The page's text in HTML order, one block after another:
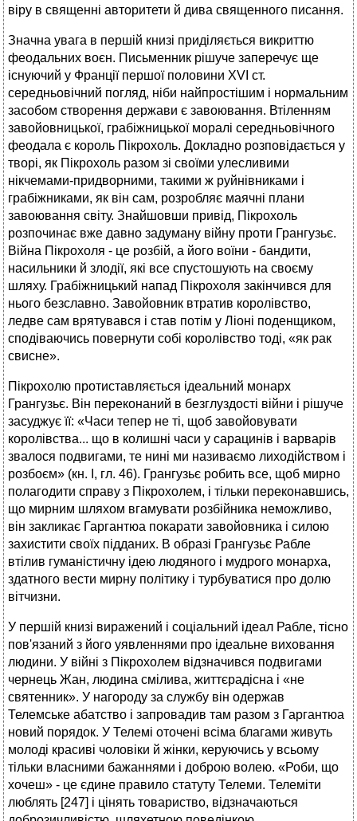
віру в священні авторитети й дива священного писання.
Значна увага в першій книзі приділяється викриттю
феодальних воєн. Письменник рішуче заперечує ще
існуючий у Франції першої половини XVI ст.
середньовічний погляд, ніби найпростішим і нормальним
засобом створення держави є завоювання. Втіленням
завойовницької, грабіжницької моралі середньовічного
феодала є король Пікрохоль. Докладно розповідається у
творі, як Пікрохоль разом зі своїми улесливими
нікчемами-придворними, такими ж руйнівниками і
грабіжниками, як він сам, розробляє маячні плани
завоювання світу. Знайшовши привід, Пікрохоль
розпочинає вже давно задуману війну проти Грангузьє.
Війна Пікрохоля - це розбій, а його воїни - бандити,
насильники й злодії, які все спустошують на своєму
шляху. Грабіжницький напад Пікрохоля закінчився для
нього безславно. Завойовник втратив королівство,
ледве сам врятувався і став потім у Ліоні поденщиком,
сподіваючись повернути собі королівство тоді, «як рак
свисне».
Пікрохолю протиставляється ідеальний монарх
Грангузьє. Він переконаний в безглуздості війни і рішуче
засуджує її: «Часи тепер не ті, щоб завойовувати
королівства... що в колишні часи у сарацинів і варварів
звалося подвигами, те нині ми називаємо лиходійством і
розбоєм» (кн. І, гл. 46). Грангузьє робить все, щоб мирно
полагодити справу з Пікрохолем, і тільки переконавшись,
що мирним шляхом вгамувати розбійника неможливо,
він закликає Гаргантюа покарати завойовника і силою
захистити своїх підданих. В образі Грангузьє Рабле
втілив гуманістичну ідею людяного і мудрого монарха,
здатного вести мирну політику і турбуватися про долю
вітчизни.
У першій книзі виражений і соціальний ідеал Рабле, тісно
пов'язаний з його уявленнями про ідеальне виховання
людини. У війні з Пікрохолем відзначився подвигами
чернець Жан, людина смілива, життєрадісна і «не
святенник». У нагороду за службу він одержав
Телемське абатство і запровадив там разом з Гаргантюа
новий порядок. У Телемі оточені всіма благами живуть
молоді красиві чоловіки й жінки, керуючись у всьому
тільки власними бажаннями і доброю волею. «Роби, що
хочеш» - це єдине правило статуту Телеми. Телеміти
люблять [247] і цінять товариство, відзначаються